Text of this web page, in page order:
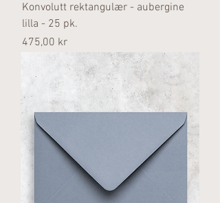
Konvolutt rektangulær - aubergine
lilla - 25 pk.
Pris
475,00 kr